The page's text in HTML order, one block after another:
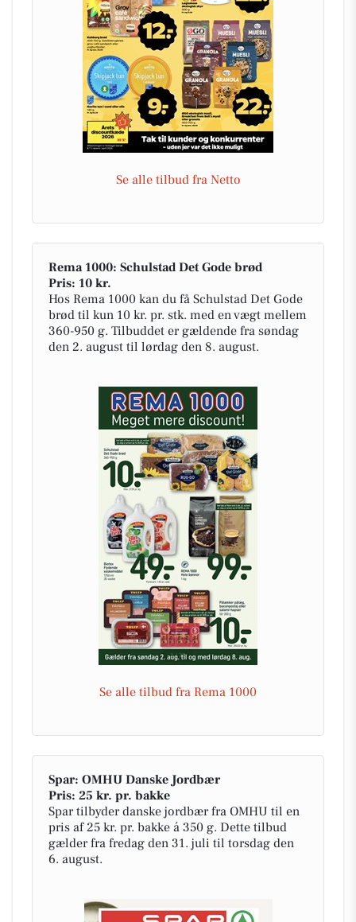
Se alle tilbud fra Netto
Rema 1000: Schulstad Det Gode brød
Pris: 10 kr.
Hos Rema 1000 kan du få Schulstad Det Gode
brød til kun 10 kr. pr. stk. med en vægt mellem
360-950 g. Tilbuddet er gældende fra søndag
den 2. august til lørdag den 8. august.
Se alle tilbud fra Rema 1000
Spar: OMHU Danske Jordbær
Pris: 25 kr. pr. bakke
Spar tilbyder danske jordbær fra OMHU til en
pris af 25 kr. pr. bakke á 350 g. Dette tilbud
gælder fra fredag den 31. juli til torsdag den
6. august.